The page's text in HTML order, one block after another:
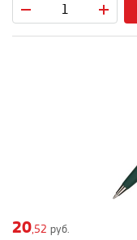
20 ,52 руб.